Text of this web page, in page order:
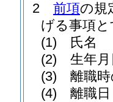
2
前項の規
げる事項
(1)
氏名
(2)
生年
(3)
離職
(4)
離職日